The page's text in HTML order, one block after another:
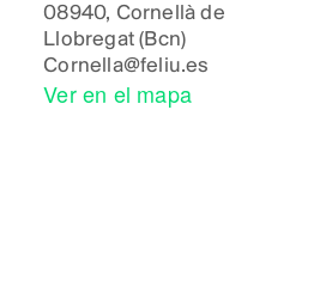
08940, Cornellà de
Llobregat (Bcn)
Cornella@feliu.es
Ver en el mapa